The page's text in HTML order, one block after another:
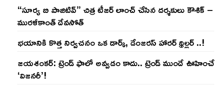
“సూర్య బి పాజిటివ్” చిత్ర టీజర్ లాంచ్ చేసిన‌ దర్శకులు కౌశిక్ –
మురళీకాంత్ దేవసోత్
భయానికి కొత్త నిర్వచనం ఒక డార్క్, డేంజరస్ హారర్ థ్రిల్లర్ ..!
జయశంకర్: ట్రెండ్‌ ఫాలో అవ్వడం కాదు.. ట్రెండ్‌ ముందే ఊహించే
‘విజనరీ’!